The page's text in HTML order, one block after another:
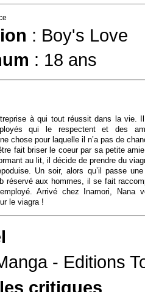
: Boy's Love
: 18 ans
à qui tout réussit dans la vie.
qui le respectent et des
chose pour laquelle il n’a pas de
fait briser le coeur par sa petite
au lit, il décide de prendre du
Un soir, alors qu’il passe une
réservé aux hommes, il se fait
Arrivé chez Inamori, Nana
le viagra !
- Editions
critiques